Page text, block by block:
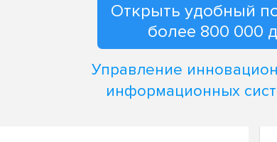
Открыть удобный
более 800 000
Управление
информационных